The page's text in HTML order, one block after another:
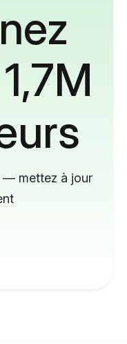
— mettez à jour